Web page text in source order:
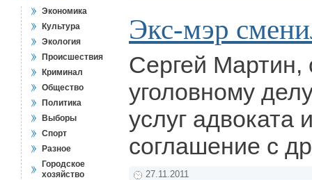
Экономика
Культура
Экология
Происшествия
Криминал
Общество
Политика
Выборы
Спорт
Разное
Городское
хозяйство
Экс-мэр
Сергей
уголовному
услуг адвоката
соглашение с
27.11.2011